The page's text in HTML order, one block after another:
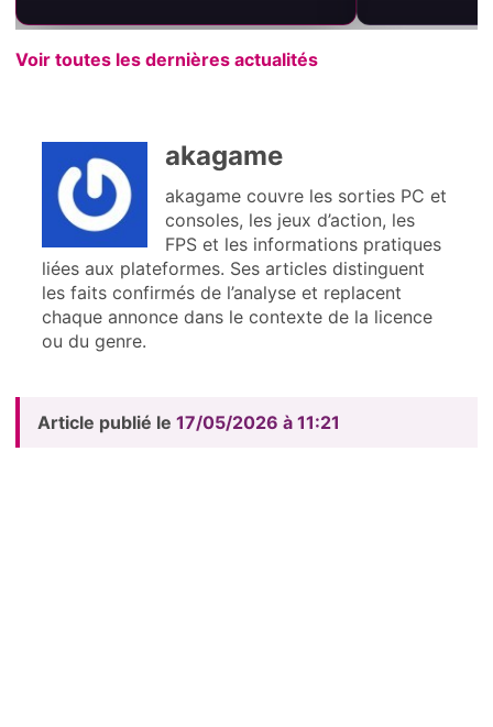
Voir toutes les dernières actualités
akagame
akagame couvre les sorties PC et
consoles, les jeux d’action, les
FPS et les informations pratiques
liées aux plateformes. Ses articles distinguent
les faits confirmés de l’analyse et replacent
chaque annonce dans le contexte de la licence
ou du genre.
Article publié le 17/05/2026 à 11:21